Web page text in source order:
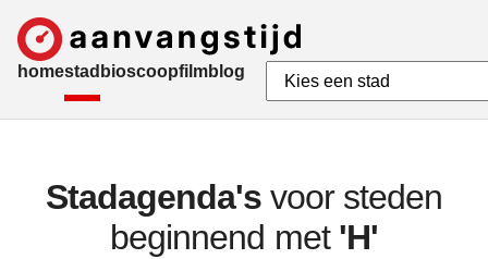
homestad bioscoopfilmblog
Stadagenda'svoor steden
beginnend met'H'